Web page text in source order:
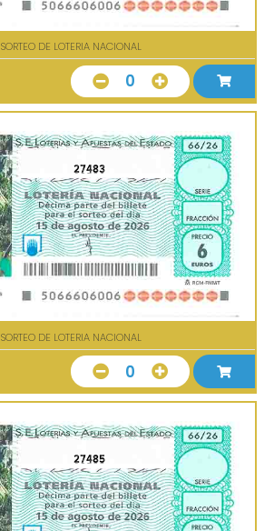
SORTEO DE LOTERIA NACIONAL
0
27483
SORTEO DE LOTERIA NACIONAL
0
27485